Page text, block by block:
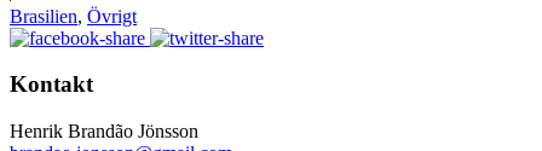
Brasilien, Övrigt
Kontakt
Henrik Brandão Jönsson